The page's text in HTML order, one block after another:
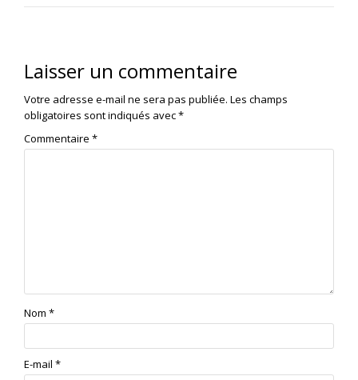
Laisser un commentaire
Votre adresse e-mail ne sera pas publiée. Les champs
obligatoires sont indiqués avec*
Commentaire *
Nom *
E-mail *